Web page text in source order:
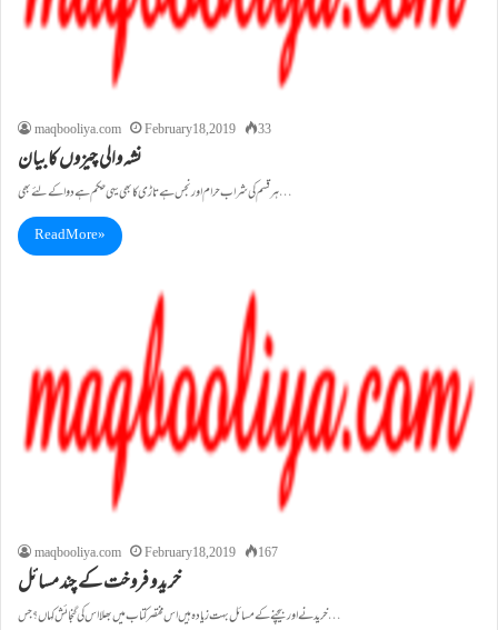
maqbooliya.com February 18, 2019 33
نشہ والی چیزوں کا بیان
ہر قسم کی شراب حرام اور نجس ہے تاڑی کا بھی یہی حکم ہے دوا کے لئے بھی…
Read More »
maqbooliya.com February 18, 2019 167
خرید و فروخت کے چند مسائل
خریدنے اور بیچنے کے مسائل بہت زیادہ ہیں اس مختصر کتاب میں بھلا اس کی گنجائش کہاں؟ جس…